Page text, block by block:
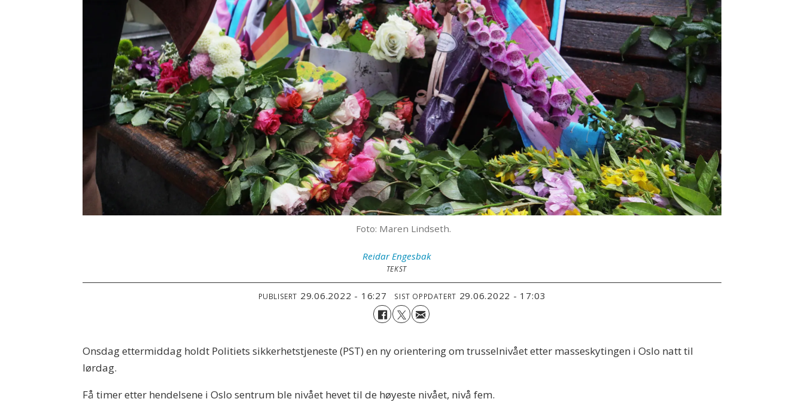
Foto: Maren Lindseth.
Reidar Engesbak
TEKST
PUBLISERT 29.06.2022 - 16:27 SIST OPPDATERT 29.06.2022 - 17:03
Onsdag ettermiddag holdt Politiets sikkerhetstjeneste (PST) en ny orientering om trusselnivået etter masseskytingen i Oslo natt til
lørdag.
Få timer etter hendelsene i Oslo sentrum ble nivået hevet til de høyeste nivået, nivå fem.